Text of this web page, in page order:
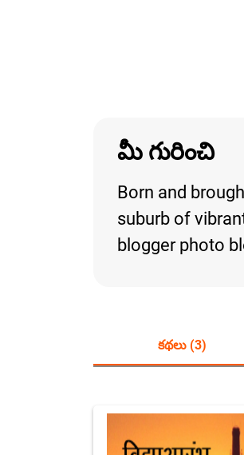
మీ గురించి
Born and
suburb of
blogger photo
కథలు (3)